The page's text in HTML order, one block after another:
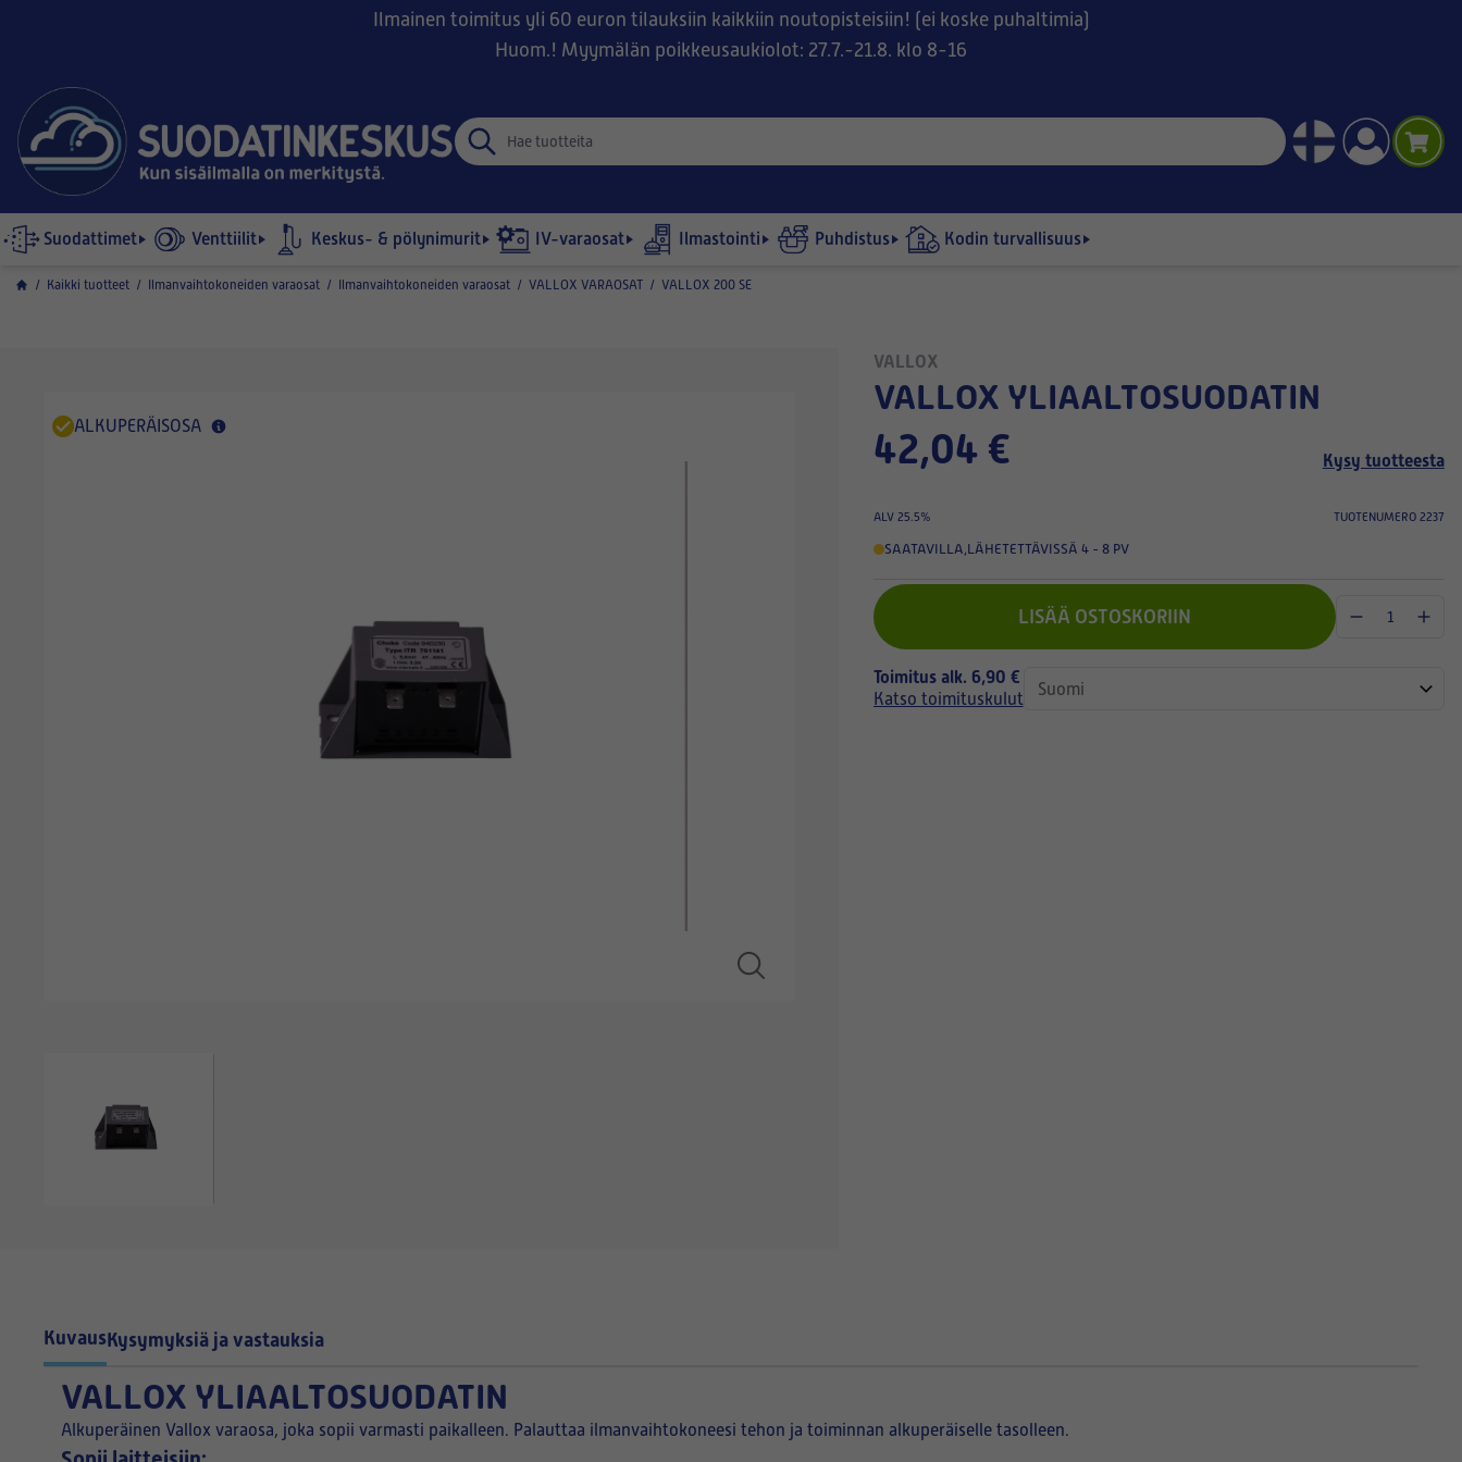
Ilmainen toimitus yli 60 euron tilauksiin kaikkiin noutopisteisiin! (ei koske puhaltimia)
Huom.! Myymälän poikkeusaukiolot: 27.7.-21.8. klo 8-16
Suodattimet Venttiilit Keskus- & pölynimurit IV-varaosat Ilmastointi Puhdistus Kodin turvallisuus
/ Kaikki tuotteet / Ilmanvaihtokoneiden varaosat / Ilmanvaihtokoneiden varaosat / VALLOX VARAOSAT / VALLOX 200 SE
ALKUPERÄISOSA
VALLOX
VALLOX YLIAALTOSUODATIN
42,04 € Kysy tuotteesta
ALV 25.5% TUOTENUMERO 2237
SAATAVILLA,LÄHETETTÄVISSÄ 4 - 8 PV
LISÄÄ OSTOSKORIIN
Toimitus alk. 6,90 €
Katso toimituskulut
KuvausKysymyksiä ja vastauksia
VALLOX YLIAALTOSUODATIN
Alkuperäinen Vallox varaosa, joka sopii varmasti paikalleen. Palauttaa ilmanvaihtokoneesi tehon ja toiminnan alkuperäiselle tasolleen.